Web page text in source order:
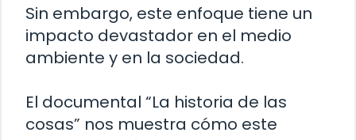
Sin embargo, este enfoque tiene un
impacto devastador en el medio
ambiente y en la sociedad.
El documental “La historia de las
cosas” nos muestra cómo este